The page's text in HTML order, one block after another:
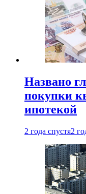
Названо
покупки
ипотекой
2 года спустя2